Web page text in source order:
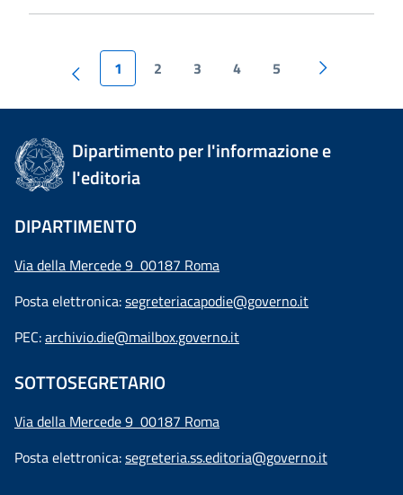
1 2 3 4 5
Dipartimento per l'informazione e
l'editoria
DIPARTIMENTO
Via della Mercede 9 00187 Roma
Posta elettronica:segreteriacapodie@governo.it
PEC:archivio.die@mailbox.governo.it
SOTTOSEGRETARIO
Via della Mercede 9 00187 Roma
Posta elettronica:segreteria.ss.editoria@governo.it